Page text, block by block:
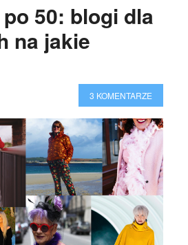
50: blogi dla
na jakie
3 KOMENTARZE